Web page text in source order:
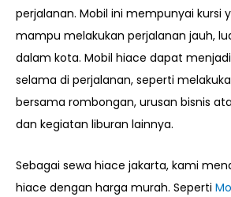
perjalanan. Mobil ini mempunyai kursi
mampu melakukan perjalanan jauh,
dalam kota. Mobil hiace dapat
selama di perjalanan, seperti
bersama rombongan, urusan bisnis
dan kegiatan liburan lainnya.
Sebagai sewa hiace jakarta, kami
hiace dengan harga murah. Seperti